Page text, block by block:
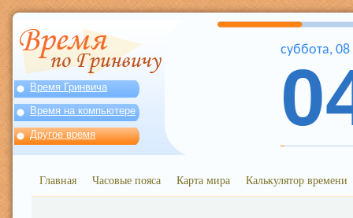
Время Гринвича
Время на компьютере
Другое время
суббота, 08
Главная Часовые пояса Карта мира Калькулятор времени